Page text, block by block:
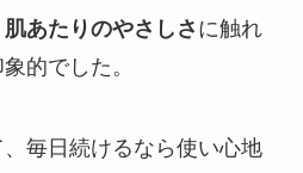
肌あたりのやさしさ に触れ
的でした。
毎日続けるなら使い心地